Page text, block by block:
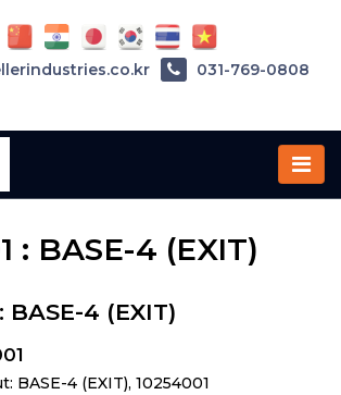
: BASE-4 (EXIT)
4 (EXIT)
BASE-4 (EXIT), 10254001
031-769-0808